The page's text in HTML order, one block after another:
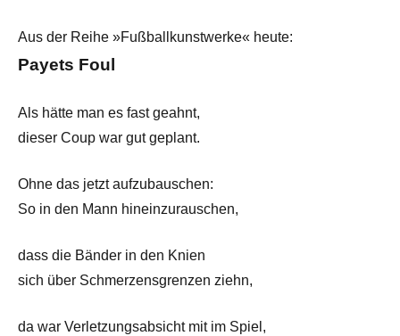
Aus der Reihe »Fußballkunstwerke« heute:
Payets Foul
Als hätte man es fast geahnt,
dieser Coup war gut geplant.
Ohne das jetzt aufzubauschen:
So in den Mann hineinzurauschen,
dass die Bänder in den Knien
sich über Schmerzensgrenzen ziehn,
da war Verletzungsabsicht mit im Spiel,